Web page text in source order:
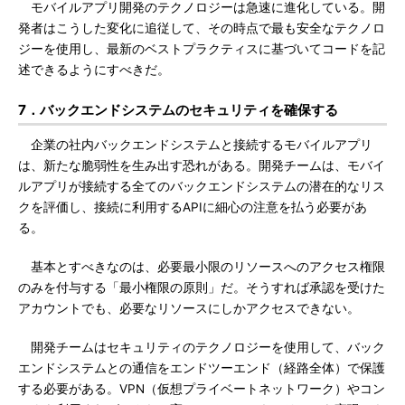
モバイルアプリ開発のテクノロジーは急速に進化している。開
発者はこうした変化に追従して、その時点で最も安全なテクノロ
ジーを使用し、最新のベストプラクティスに基づいてコードを記
述できるようにすべきだ。
7．バックエンドシステムのセキュリティを確保する
企業の社内バックエンドシステムと接続するモバイルアプリ
は、新たな脆弱性を生み出す恐れがある。開発チームは、モバイ
ルアプリが接続する全てのバックエンドシステムの潜在的なリス
クを評価し、接続に利用するAPIに細心の注意を払う必要があ
る。
基本とすべきなのは、必要最小限のリソースへのアクセス権限
のみを付与する「最小権限の原則」だ。そうすれば承認を受けた
アカウントでも、必要なリソースにしかアクセスできない。
開発チームはセキュリティのテクノロジーを使用して、バック
エンドシステムとの通信をエンドツーエンド（経路全体）で保護
する必要がある。VPN（仮想プライベートネットワーク）やコン